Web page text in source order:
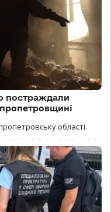
постраждали
області.